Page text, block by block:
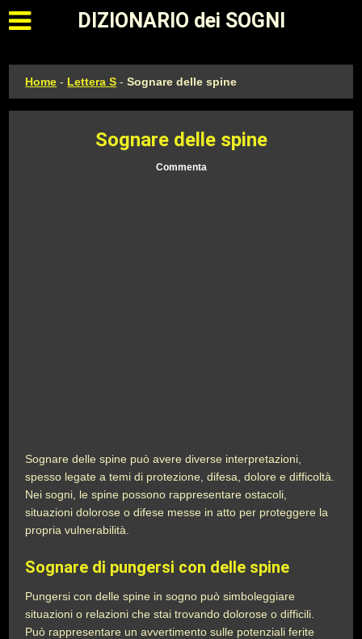
Apri il menu principale
DIZIONARIO dei SOGNI
Home - Lettera S -Sognare delle spine
Sognare delle spine
Commenta
Sognare delle spine può avere diverse interpretazioni,
spesso legate a temi di protezione, difesa, dolore e difficoltà.
Nei sogni, le spine possono rappresentare ostacoli,
situazioni dolorose o difese messe in atto per proteggere la
propria vulnerabilità.
Sognare di pungersi con delle spine
Pungersi con delle spine in sogno può simboleggiare
situazioni o relazioni che stai trovando dolorose o difficili.
Può rappresentare un avvertimento sulle potenziali ferite